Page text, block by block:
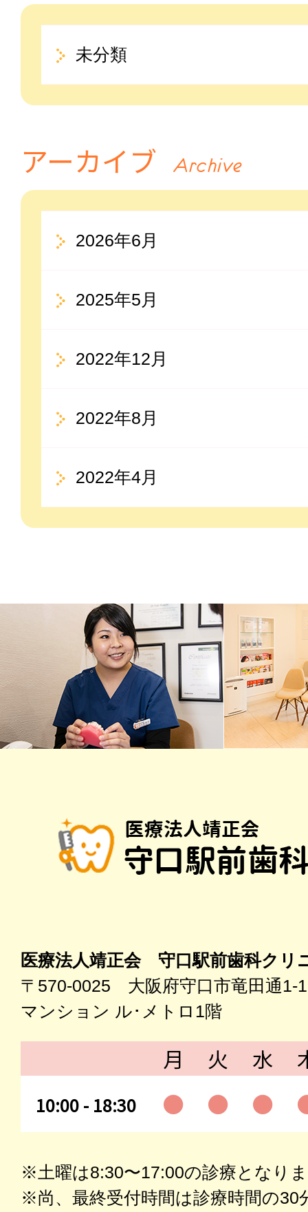
未分類
アーカイブ Archive
2026年6月
2025年5月
2022年12月
2022年8月
2022年4月
医療法人靖正会 守口駅前歯科クリ
〒570-0025 大阪府守口市竜田通1-
マンション ル･メトロ1階
月 火 水
10:00 - 18:30 ● ● ●
※土曜は8:30〜17:00の診療となり
※尚、最終受付時間は診療時間の30